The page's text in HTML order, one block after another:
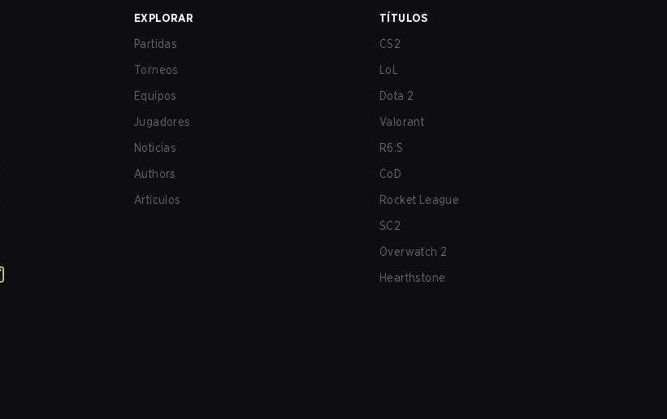
EXPLORAR
Partidas
Torneos
Equipos
Jugadores
Noticias
Authors
Artículos
TÍTULOS
CS2
LoL
Dota 2
Valorant
R6:S
CoD
Rocket League
SC2
Overwatch 2
Hearthstone